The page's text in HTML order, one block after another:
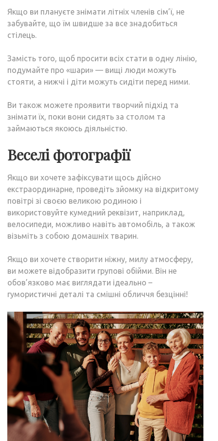
Якщо ви плануєте знімати літніх членів сім’ї, не
забувайте, що їм швидше за все знадобиться
стілець.
Замість того, щоб просити всіх стати в одну лінію,
подумайте про «шари» — вищі люди можуть
стояти, а нижчі і діти можуть сидіти перед ними.
Ви також можете проявити творчий підхід та
знімати їх, поки вони сидять за столом та
займаються якоюсь діяльністю.
Веселі фотографії
Якщо ви хочете зафіксувати щось дійсно
екстраординарне, проведіть зйомку на відкритому
повітрі зі своєю великою родиною і
використовуйте кумедний реквізит, наприклад,
велосипеди, можливо навіть автомобіль, а також
візьміть з собою домашніх тварин.
Якщо ви хочете створити ніжну, милу атмосферу,
ви можете відобразити групові обійми. Він не
обов’язково має виглядати ідеально –
гумористичні деталі та смішні обличчя безцінні!